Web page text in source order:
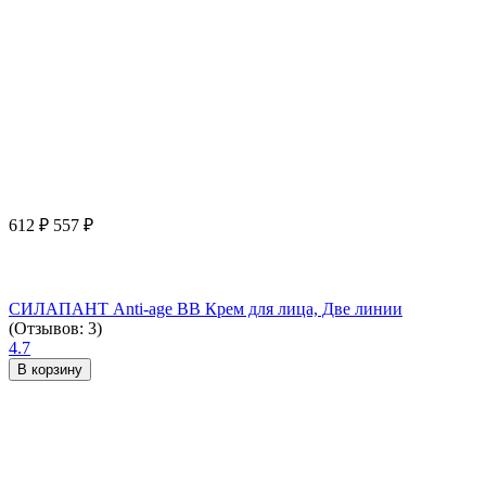
612 ₽ 557 ₽
СИЛАПАНТ Anti-age ВВ Крем для лица, Две линии
(Отзывов: 3)
4.7
В корзину